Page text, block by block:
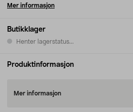
Butikklager
Henter lagerstatus...
Mer informasjon
Produktinformasjon
Mer informasjon